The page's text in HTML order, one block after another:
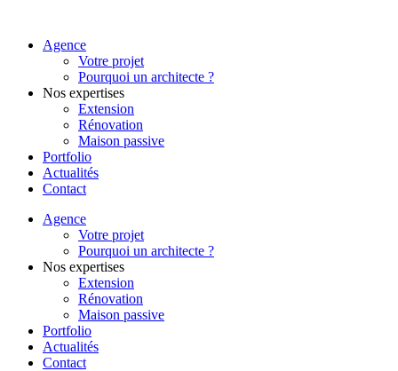
Agence
Votre projet
Pourquoi un architecte ?
Nos expertises
Extension
Rénovation
Maison passive
Portfolio
Actualités
Contact
Agence
Votre projet
Pourquoi un architecte ?
Nos expertises
Extension
Rénovation
Maison passive
Portfolio
Actualités
Contact